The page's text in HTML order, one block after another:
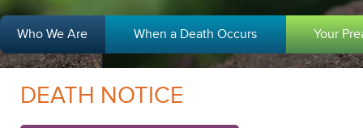
Who We Are When a Death Occurs Your
DEATH NOTICE